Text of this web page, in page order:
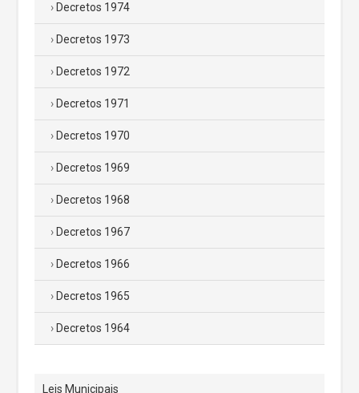
Decretos 1974
Decretos 1973
Decretos 1972
Decretos 1971
Decretos 1970
Decretos 1969
Decretos 1968
Decretos 1967
Decretos 1966
Decretos 1965
Decretos 1964
Leis Municipais